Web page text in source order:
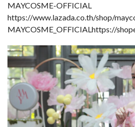
MAYCOSME-OFFICIAL
https://www.lazada.co.th/shop/
MAYCOSME_OFFICIALhttps://